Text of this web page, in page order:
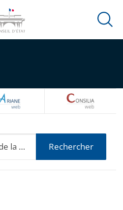
Ouvrir
ARIANEWEB
Rechercher